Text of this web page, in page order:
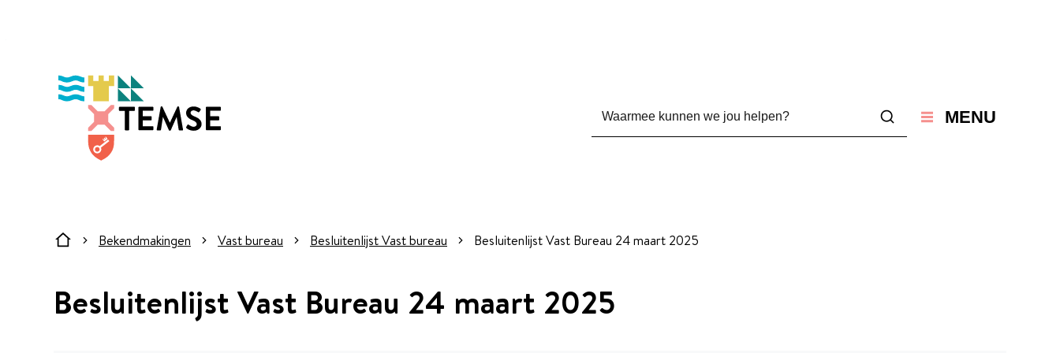
Temse
Zoeken MENU
StartpaginaBekendmakingen Vast bureau Besluitenlijst Vast bureau Besluitenlijst Vast Bureau 24 maart 2025
Besluitenlijst Vast Bureau 24 maart 2025